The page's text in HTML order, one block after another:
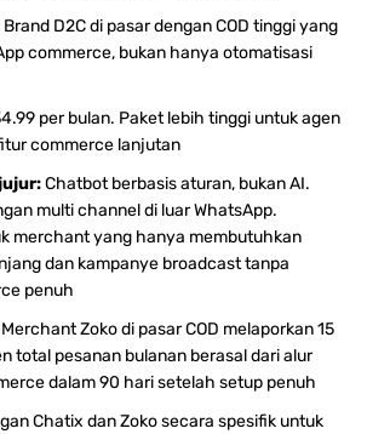
Brand D2C di pasar dengan COD tinggi yang
commerce, bukan hanya otomatisasi
per bulan. Paket lebih tinggi untuk agen
commerce lanjutan
Chatbot berbasis aturan, bukan AI.
multi channel di luar WhatsApp.
merchant yang hanya membutuhkan
dan kampanye broadcast tanpa
penuh
Merchant Zoko di pasar COD melaporkan 15
total pesanan bulanan berasal dari alur
dalam 90 hari setelah setup penuh
Chatix dan Zoko secara spesifik untuk